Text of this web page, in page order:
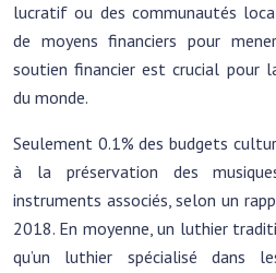
lucratif ou des communautés
de moyens financiers pour
soutien financier est crucial pour
du monde.
Seulement 0.1% des budgets
à la préservation des
instruments associés, selon un
2018. En moyenne, un luthier
qu’un luthier spécialisé dans